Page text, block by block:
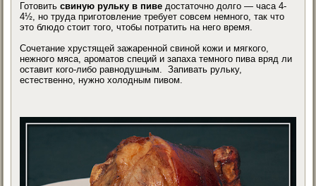
Готовитьсвиную рульку в пиве достаточно долго — часа 4-
4½, но труда приготовление требует совсем немного, так что
это блюдо стоит того, чтобы потратить на него время.
Сочетание хрустящей зажаренной свиной кожи и мягкого,
нежного мяса, ароматов специй и запаха темного пива вряд ли
оставит кого-либо равнодушным. Запивать рульку,
естественно, нужно холодным пивом.